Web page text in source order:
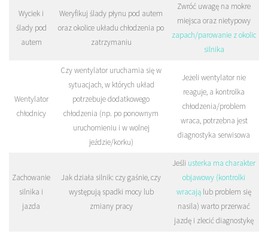
Wyciek i
ślady pod
autem
Weryfikuj ślady płynu pod autem
oraz okolice układu chłodzenia po
zatrzymaniu
Zwróć uwagę na mokre
miejsca oraz nietypowy
zapach/parowanie z okolic
silnika
Wentylator
chłodnicy
Czy wentylator uruchamia się w
sytuacjach, w których układ
potrzebuje dodatkowego
chłodzenia (np. po ponownym
uruchomieniu i w wolnej
jeździe/korku)
Jeżeli wentylator nie
reaguje, a kontrolka
chłodzenia/problem
wraca, potrzebna jest
diagnostyka serwisowa
Zachowanie
silnika i
jazda
Jak działa silnik: czy gaśnie, czy
występują spadki mocy lub
zmiany pracy
Jeśli usterka ma charakter
objawowy (kontrolki
wracają lub problem się
nasila) warto przerwać
jazdę i zlecić diagnostykę